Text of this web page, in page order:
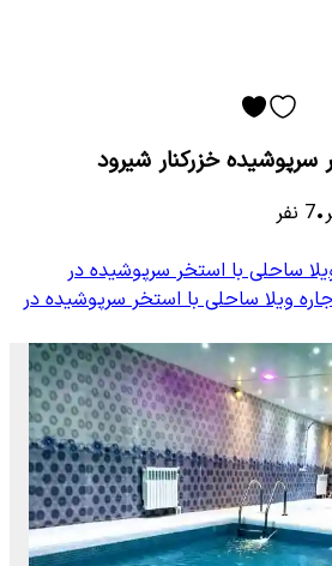
سرپوشیده خزرکنار شیرود
•
7 نفر
ساحلی با استخر سرپوشیده در
ویلا ساحلی با استخر سرپوشیده در